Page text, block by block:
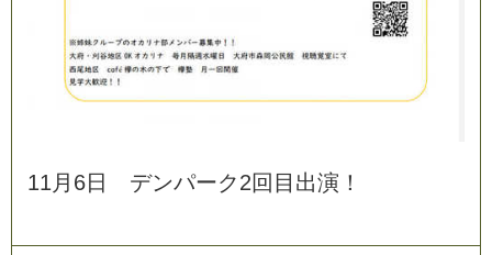
11 月 6日 デンパーク2回 目 出演 ！